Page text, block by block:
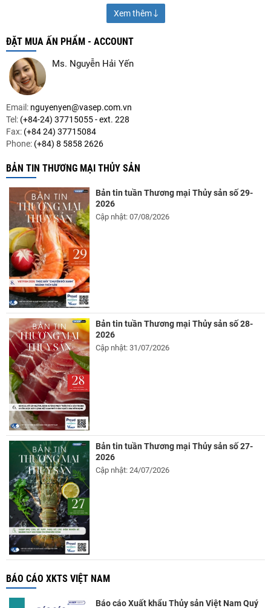
Xem thêm
ĐẶT MUA ẤN PHẨM - ACCOUNT
Ms. Nguyễn Hải Yến
Email: nguyenyen@vasep.com.vn
Tel: (+84-24) 37715055 - ext. 228
Fax: (+84 24) 37715084
Phone: (+84) 8 5858 2626
BẢN TIN THƯƠNG MẠI THỦY SẢN
Bản tin tuần Thương mại Thủy sản số 29-
2026
Cập nhật: 07/08/2026
Bản tin tuần Thương mại Thủy sản số 28-
2026
Cập nhật: 31/07/2026
Bản tin tuần Thương mại Thủy sản số 27-
2026
Cập nhật: 24/07/2026
BÁO CÁO XKTS VIỆT NAM
Báo cáo Xuất khẩu Thủy sản Việt Nam Quý